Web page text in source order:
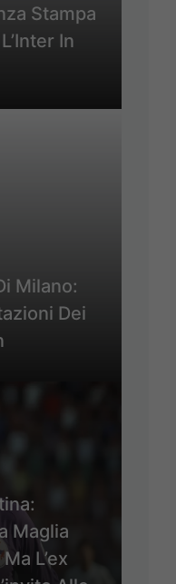
Stampa
In
Milano:
Dei
Maglia
L’ex